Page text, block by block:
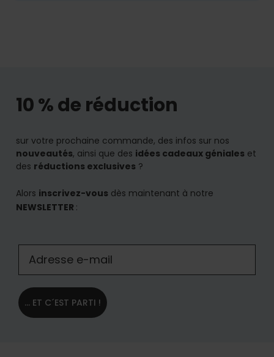
10 % de réduction
sur votre prochaine commande, des infos sur nos
nouveautés, ainsi que des idées cadeaux géniales et
des réductions exclusives ?
Alors inscrivez-vous dès maintenant à notre
NEWSLETTER :
... ET C´EST PARTI !